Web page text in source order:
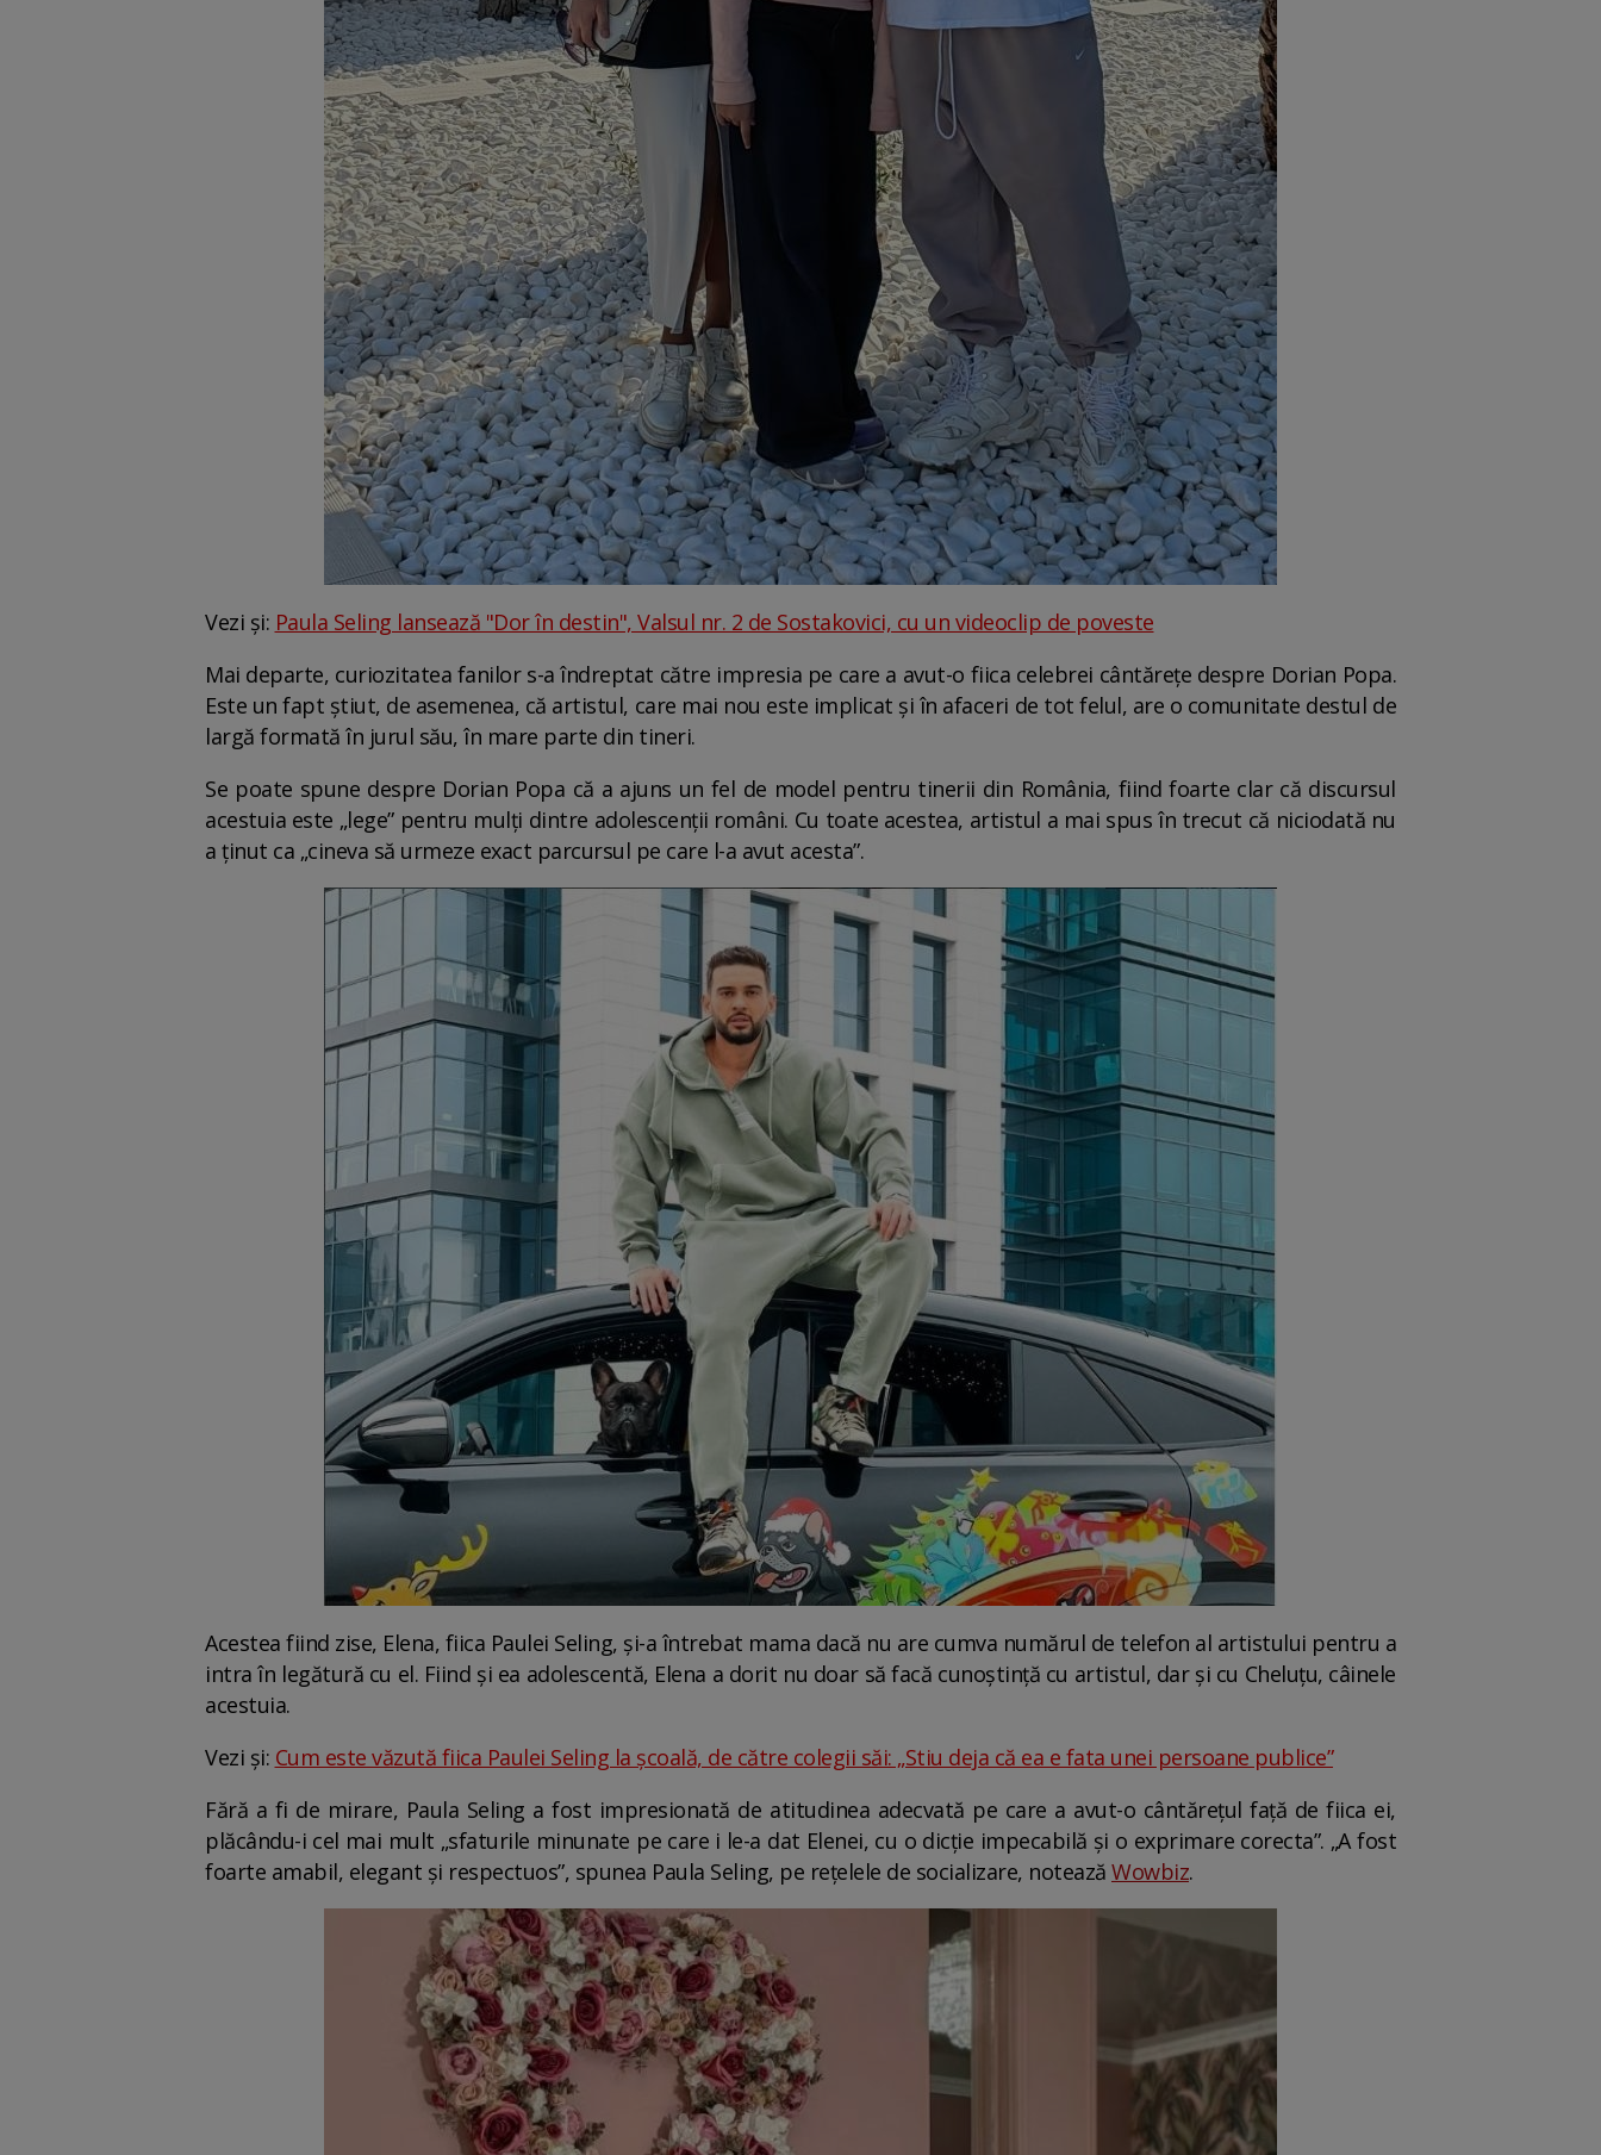
Vezi și: Paula Seling lansează "Dor în destin", Valsul nr. 2 de Sostakovici, cu un videoclip de poveste
Mai departe, curiozitatea fanilor s-a îndreptat către impresia pe care a avut-o fiica celebrei cântărețe despre Dorian Popa.
Este un fapt știut, de asemenea, că artistul, care mai nou este implicat și în afaceri de tot felul, are o comunitate destul de
largă formată în jurul său, în mare parte din tineri.
Se poate spune despre Dorian Popa că a ajuns un fel de model pentru tinerii din România, fiind foarte clar că discursul
acestuia este „lege” pentru mulți dintre adolescenții români. Cu toate acestea, artistul a mai spus în trecut că niciodată nu
a ținut ca „cineva să urmeze exact parcursul pe care l-a avut acesta”.
Acestea fiind zise, Elena, fiica Paulei Seling, și-a întrebat mama dacă nu are cumva numărul de telefon al artistului pentru a
intra în legătură cu el. Fiind și ea adolescentă, Elena a dorit nu doar să facă cunoștință cu artistul, dar și cu Cheluțu, câinele
acestuia.
Vezi și: Cum este văzută fiica Paulei Seling la școală, de către colegii săi: „Stiu deja că ea e fata unei persoane publice”
Fără a fi de mirare, Paula Seling a fost impresionată de atitudinea adecvată pe care a avut-o cântărețul față de fiica ei,
plăcându-i cel mai mult „sfaturile minunate pe care i le-a dat Elenei, cu o dicție impecabilă și o exprimare corecta”. „A fost
foarte amabil, elegant și respectuos”, spunea Paula Seling, pe rețelele de socializare, notează Wowbiz.